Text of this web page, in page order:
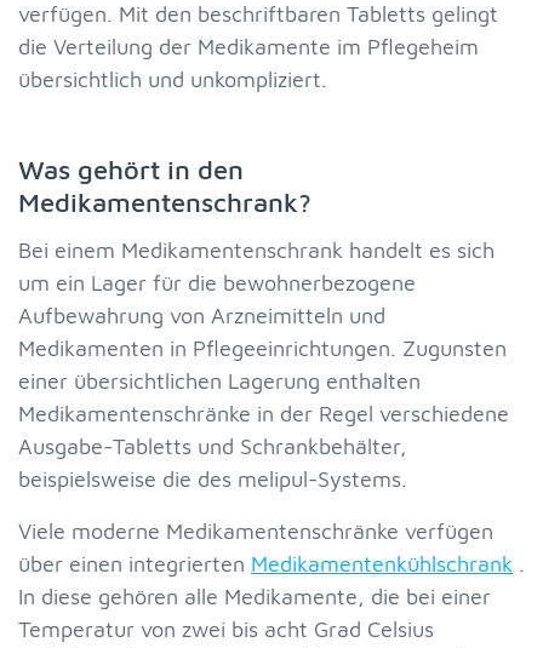
verfügen. Mit den beschriftbaren Tabletts gelingt
die Verteilung der Medikamente im Pflegeheim
übersichtlich und unkompliziert.
Was gehört in den
Medikamentenschrank?
Bei einem Medikamentenschrank handelt es sich
um ein Lager für die bewohnerbezogene
Aufbewahrung von Arzneimitteln und
Medikamenten in Pflegeeinrichtungen. Zugunsten
einer übersichtlichen Lagerung enthalten
Medikamentenschränke in der Regel verschiedene
Ausgabe-Tabletts und Schrankbehälter,
beispielsweise die des melipul-Systems.
Viele moderne Medikamentenschränke verfügen
über einen integrierten Medikamentenkühlschrank .
In diese gehören alle Medikamente, die bei einer
Temperatur von zwei bis acht Grad Celsius